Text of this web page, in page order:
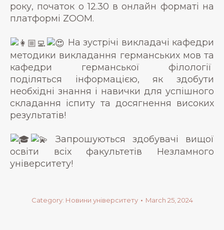
року, початок о 12.30 в онлайн форматі на
платформі ZOOM.
На зустрічі викладачі кафедри
методики викладання германських мов та
кафедри германської філології
поділяться інформацією, як здобути
необхідні знання і навички для успішного
складання іспиту та досягнення високих
результатів!
Запрошуються здобувачі вищої
освіти всіх факультетів Незламного
університету!
Category: Новини університету March 25, 2024